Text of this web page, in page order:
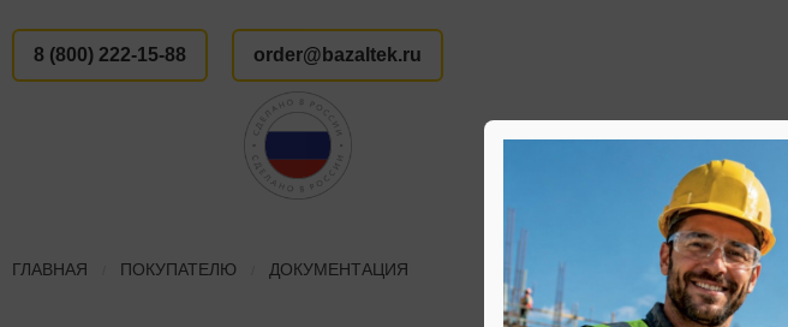
8 (800) 222-15-88 order@bazaltek.ru
Продукция
ГЛАВНАЯ ПОКУПАТЕЛЮ ДОКУМЕНТАЦИЯ